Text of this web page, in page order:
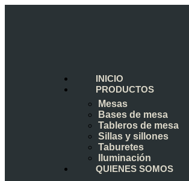
INICIO
PRODUCTOS
Mesas
Bases de mesa
Tableros de mesa
Sillas y sillones
Taburetes
Iluminación
QUIENES SOMOS